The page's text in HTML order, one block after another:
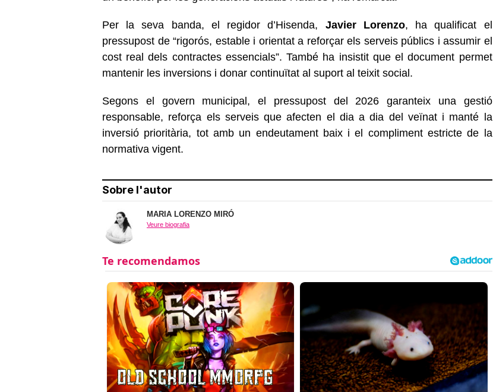
Per la seva banda, el regidor d’Hisenda, Javier Lorenzo, ha qualificat el
pressupost de “rigorós, estable i orientat a reforçar els serveis públics i assumir el
cost real dels contractes essencials”. També ha insistit que el document permet
mantenir les inversions i donar continuïtat al suport al teixit social.
Segons el govern municipal, el pressupost del 2026 garanteix una gestió
responsable, reforça els serveis que afecten el dia a dia del veïnat i manté la
inversió prioritària, tot amb un endeutament baix i el compliment estricte de la
normativa vigent.
Sobre l'autor
MARIA LORENZO MIRÓ
Veure biografia